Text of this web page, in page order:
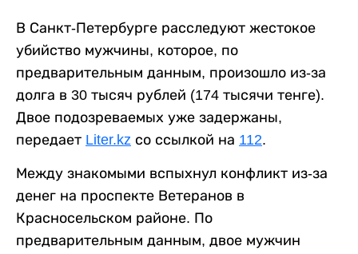
В Санкт-Петербурге расследуют жестокое
убийство мужчины, которое, по
предварительным данным, произошло из-за
долга в 30 тысяч рублей (174 тысячи тенге).
Двое подозреваемых уже задержаны,
передает Liter.kz со ссылкой на 112.
Между знакомыми вспыхнул конфликт из-за
денег на проспекте Ветеранов в
Красносельском районе. По
предварительным данным, двое мужчин